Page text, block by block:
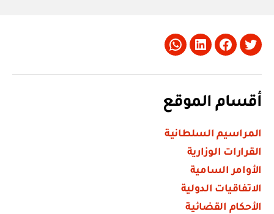
Twitter
Facebook
LinkedIn
Whatsapp
أقسام الموقع
المراسيم السلطانية
القرارات الوزارية
الأوامر السامية
الاتفاقيات الدولية
الأحكام القضائية